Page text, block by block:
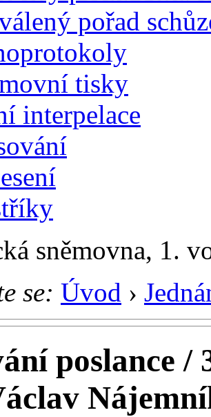
pořad
tisky
interpelace
sněmovna, 1.
se: Úvod ›
poslance /